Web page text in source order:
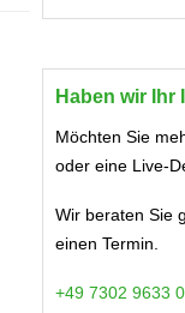
Haben wir Ihr
Möchten Sie
oder eine Live-
Wir beraten Sie
einen Termin.
+49 7302 9633 0